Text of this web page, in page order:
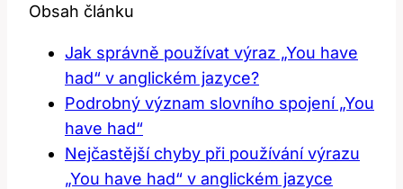
Obsah článku
Jak správně používat výraz „You have
had“ v anglickém jazyce?
Podrobný význam slovního spojení „You
have had“
Nejčastější chyby při používání výrazu
„You have had“ v anglickém jazyce